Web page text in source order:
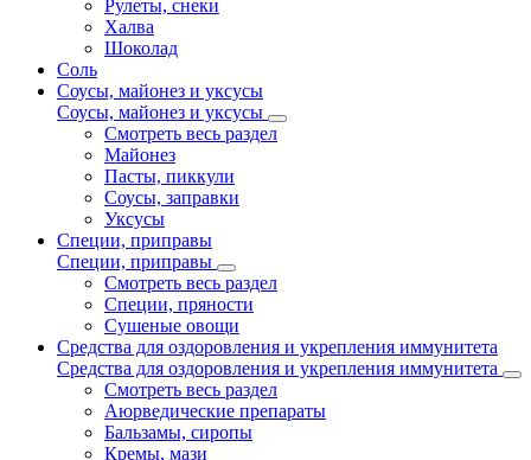
Рулеты, снеки
Халва
Шоколад
Соль
Соусы, майонез и уксусы
Соусы, майонез и уксусы
Смотреть весь раздел
Майонез
Пасты, пиккули
Соусы, заправки
Уксусы
Специи, приправы
Специи, приправы
Смотреть весь раздел
Специи, пряности
Сушеные овощи
Средства для оздоровления и укрепления иммунитета
Средства для оздоровления и укрепления иммунитета
Смотреть весь раздел
Аюрведические препараты
Бальзамы, сиропы
Кремы, мази